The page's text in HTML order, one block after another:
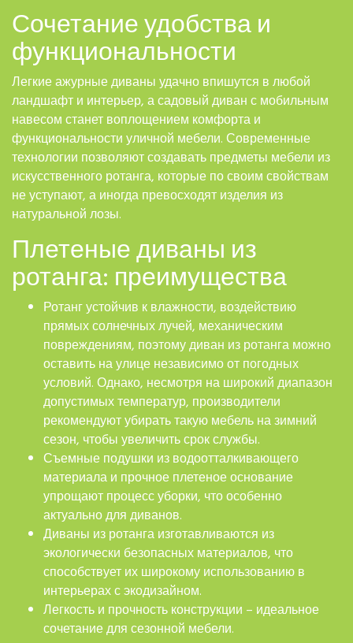
Сочетание удобства и
функциональности
Легкие ажурные диваны удачно впишутся в любой
ландшафт и интерьер, а садовый диван с мобильным
навесом станет воплощением комфорта и
функциональности уличной мебели. Современные
технологии позволяют создавать предметы мебели из
искусственного ротанга, которые по своим свойствам
не уступают, а иногда превосходят изделия из
натуральной лозы.
Плетеные диваны из
ротанга: преимущества
Ротанг устойчив к влажности, воздействию
прямых солнечных лучей, механическим
повреждениям, поэтому диван из ротанга можно
оставить на улице независимо от погодных
условий. Однако, несмотря на широкий диапазон
допустимых температур, производители
рекомендуют убирать такую мебель на зимний
сезон, чтобы увеличить срок службы.
Съемные подушки из водоотталкивающего
материала и прочное плетеное основание
упрощают процесс уборки, что особенно
актуально для диванов.
Диваны из ротанга изготавливаются из
экологически безопасных материалов, что
способствует их широкому использованию в
интерьерах с экодизайном.
Легкость и прочность конструкции – идеальное
сочетание для сезонной мебели.